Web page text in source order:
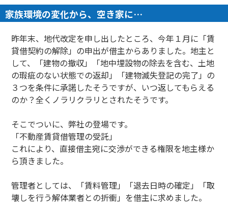
家族環境の変化から、空き家に…
昨年末、地代改定を申し出したところ、今年１月に「賃
貸借契約の解除」の申出が借主からありました。地主と
して、「建物の撤収」「地中埋設物の除去を含む、土地
の瑕疵のない状態での返却」「建物滅失登記の完了」の
３つを条件に承諾したそうですが、いつ返してもらえる
のか？全くノラリクラリとされたそうです。
そこでついに、弊社の登場です。
「不動産賃貸借管理の受託」
これにより、直接借主宛に交渉ができる権限を地主様か
ら頂きました。
管理者としては、「賃料管理」「退去日時の確定」「取
壊しを行う解体業者との折衝」を借主に求めました。